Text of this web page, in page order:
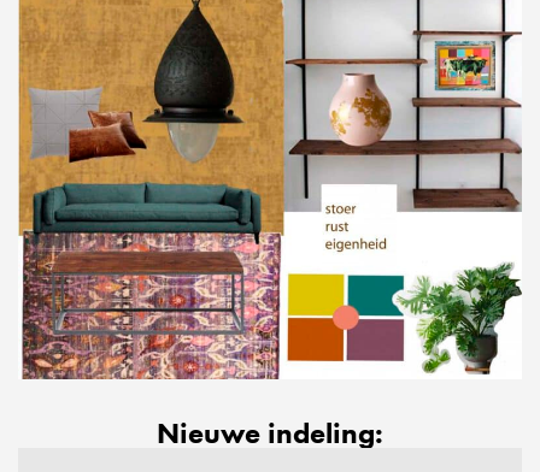
Nieuwe indeling: